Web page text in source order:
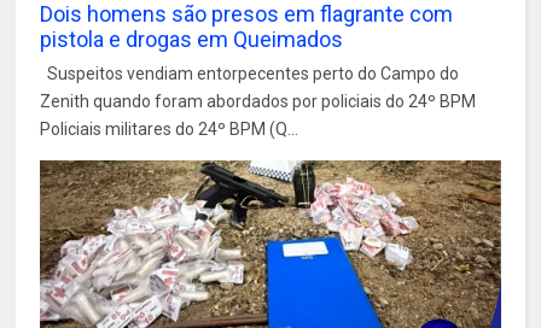
Dois homens são presos em flagrante com
pistola e drogas em Queimados
Suspeitos vendiam entorpecentes perto do Campo do
Zenith quando foram abordados por policiais do 24º BPM
Policiais militares do 24º BPM (Q...